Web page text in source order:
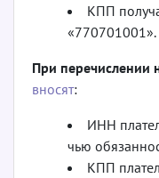
КПП
«770701001».
При перечислении
вносят:
ИНН
чью
КПП